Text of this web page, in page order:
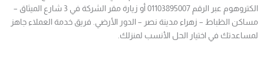
الكتروهوم عبر الرقم 01103895007 أو زيارة مقر الشركة في 3 شارع الميثاق –
مساكن الظباط – زهراء مدينة نصر – الدور الأرضي. فريق خدمة العملاء جاهز
لمساعدتك في اختيار الحل الأنسب لمنزلك.